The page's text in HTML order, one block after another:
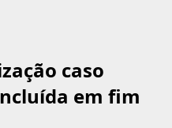
caso
em fim